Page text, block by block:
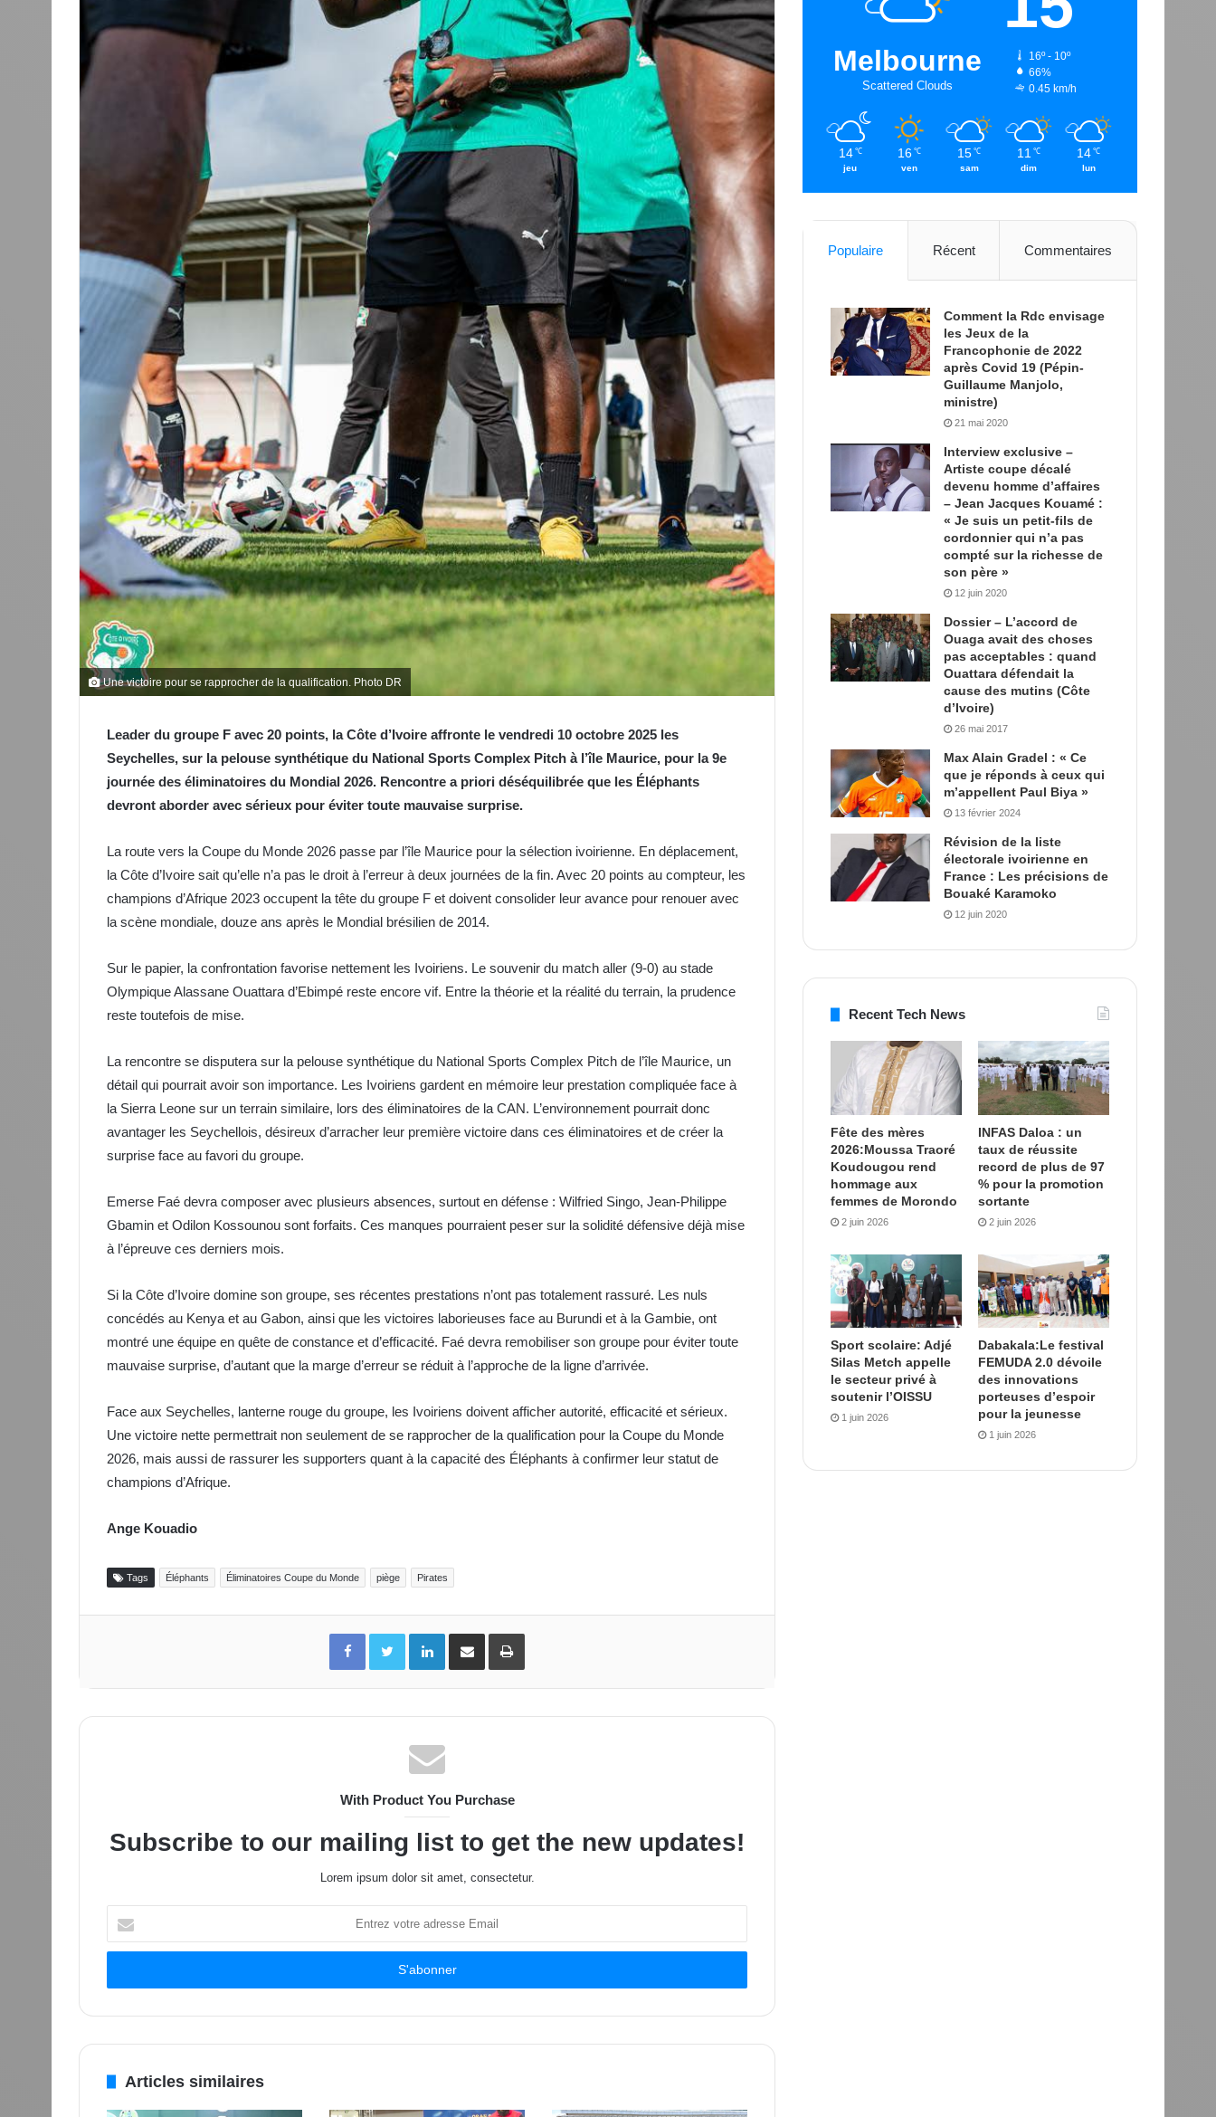
Une victoire pour se rapprocher de la qualification. Photo DR
Leader du groupe F avec 20 points, la Côte d’Ivoire affronte le vendredi 10 octobre 2025 les
Seychelles, sur la pelouse synthétique du National Sports Complex Pitch à l’île Maurice, pour la 9e
journée des éliminatoires du Mondial 2026. Rencontre a priori déséquilibrée que les Éléphants
devront aborder avec sérieux pour éviter toute mauvaise surprise.
La route vers la Coupe du Monde 2026 passe par l’île Maurice pour la sélection ivoirienne. En déplacement,
la Côte d’Ivoire sait qu’elle n’a pas le droit à l’erreur à deux journées de la fin. Avec 20 points au compteur, les
champions d’Afrique 2023 occupent la tête du groupe F et doivent consolider leur avance pour renouer avec
la scène mondiale, douze ans après le Mondial brésilien de 2014.
Sur le papier, la confrontation favorise nettement les Ivoiriens. Le souvenir du match aller (9-0) au stade
Olympique Alassane Ouattara d’Ebimpé reste encore vif. Entre la théorie et la réalité du terrain, la prudence
reste toutefois de mise.
La rencontre se disputera sur la pelouse synthétique du National Sports Complex Pitch de l’île Maurice, un
détail qui pourrait avoir son importance. Les Ivoiriens gardent en mémoire leur prestation compliquée face à
la Sierra Leone sur un terrain similaire, lors des éliminatoires de la CAN. L’environnement pourrait donc
avantager les Seychellois, désireux d’arracher leur première victoire dans ces éliminatoires et de créer la
surprise face au favori du groupe.
Emerse Faé devra composer avec plusieurs absences, surtout en défense : Wilfried Singo, Jean-Philippe
Gbamin et Odilon Kossounou sont forfaits. Ces manques pourraient peser sur la solidité défensive déjà mise
à l’épreuve ces derniers mois.
Si la Côte d’Ivoire domine son groupe, ses récentes prestations n’ont pas totalement rassuré. Les nuls
concédés au Kenya et au Gabon, ainsi que les victoires laborieuses face au Burundi et à la Gambie, ont
montré une équipe en quête de constance et d’efficacité. Faé devra remobiliser son groupe pour éviter toute
mauvaise surprise, d’autant que la marge d’erreur se réduit à l’approche de la ligne d’arrivée.
Face aux Seychelles, lanterne rouge du groupe, les Ivoiriens doivent afficher autorité, efficacité et sérieux.
Une victoire nette permettrait non seulement de se rapprocher de la qualification pour la Coupe du Monde
2026, mais aussi de rassurer les supporters quant à la capacité des Éléphants à confirmer leur statut de
champions d’Afrique.
Ange Kouadio
Tags Éléphants Éliminatoires Coupe du Monde piège Pirates
FacebookTwitter LinkedinPartager par email Imprimer
With Product You Purchase
Subscribe to our mailing list to get the new updates!
Lorem ipsum dolor sit amet, consectetur.
votre
adresse
Articles similaires
Melbourne
Scattered Clouds
16º - 10º
66%
0.45 km/h
14 ℃
jeu
16 ℃
ven
15 ℃
sam
11 ℃
dim
14 ℃
lun
Populaire Récent Commentaires
Comment la Rdc envisage
les Jeux de la
Francophonie de 2022
après Covid 19 (Pépin-
Guillaume Manjolo,
ministre)
21 mai 2020
Interview exclusive –
Artiste coupe décalé
devenu homme d’affaires
– Jean Jacques Kouamé :
« Je suis un petit-fils de
cordonnier qui n’a pas
compté sur la richesse de
son père »
12 juin 2020
Dossier – L’accord de
Ouaga avait des choses
pas acceptables : quand
Ouattara défendait la
cause des mutins (Côte
d’Ivoire)
26 mai 2017
Max Alain Gradel : « Ce
que je réponds à ceux qui
m’appellent Paul Biya »
13 février 2024
Révision de la liste
électorale ivoirienne en
France : Les précisions de
Bouaké Karamoko
12 juin 2020
Recent Tech News
Fête des mères
2026:Moussa Traoré
Koudougou rend
hommage aux
femmes de Morondo
2 juin 2026
INFAS Daloa : un
taux de réussite
record de plus de 97
% pour la promotion
sortante
2 juin 2026
Sport scolaire: Adjé
Silas Metch appelle
le secteur privé à
soutenir l’OISSU
1 juin 2026
Dabakala:Le festival
FEMUDA 2.0 dévoile
des innovations
porteuses d’espoir
pour la jeunesse
1 juin 2026